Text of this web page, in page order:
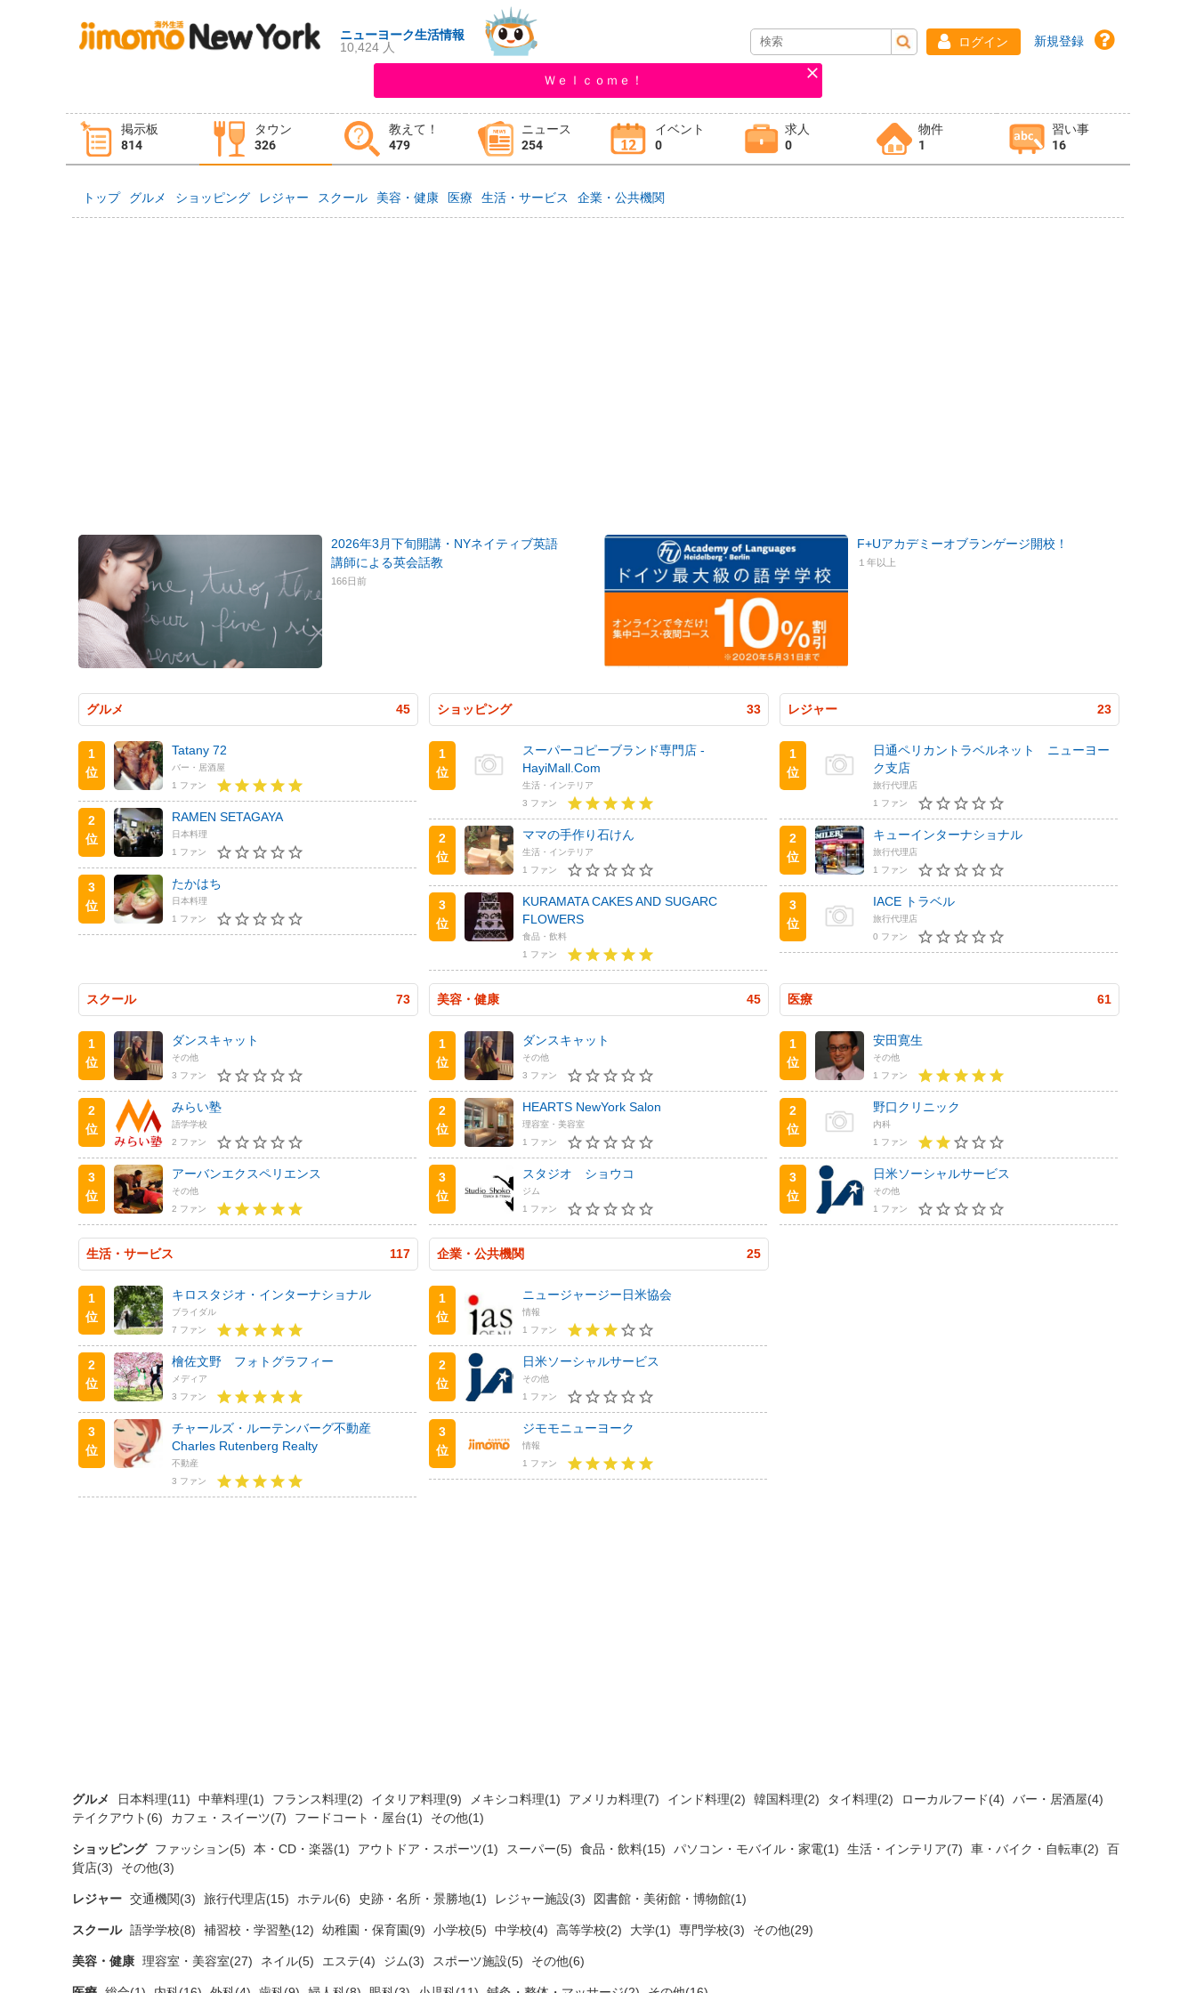
ニューヨーク生活情報
10,424 人
ログイン 新規登録
Ｗｅｌｃｏｍｅ！
掲示板
814
タウン
326
教えて！
479
ニュース
254
イベント
0
求人
0
物件
1
習い事
16
タウン情報 教えて！
イベント 求人
トップ グルメ ショッピング レジャー スクール 美容・健康 医療 生活・サービス 企業・公共機関
2026年3月下旬開講・NYネイティブ英語
講師による英会話教
166日前
F+Uアカデミーオブランゲージ開校！
１年以上
グルメ 45
1
位
Tatany 72
バー・居酒屋
1 ファン
2
位
RAMEN SETAGAYA
日本料理
1 ファン
3
位
たかはち
日本料理
1 ファン
ショッピング 33
1
位
スーパーコピーブランド専門店 -
HayiMall.Com
生活・インテリア
3 ファン
2
位
ママの手作り石けん
生活・インテリア
1 ファン
3
位
KURAMATA CAKES AND SUGARC
FLOWERS
食品・飲料
1 ファン
レジャー 23
1
位
日通ペリカントラベルネット ニューヨー
ク支店
旅行代理店
1 ファン
2
位
キューインターナショナル
旅行代理店
1 ファン
3
位
IACE トラベル
旅行代理店
0 ファン
スクール 73
1
位
ダンスキャット
その他
3 ファン
2
位
みらい塾
語学学校
2 ファン
3
位
アーバンエクスペリエンス
その他
2 ファン
美容・健康 45
1
位
ダンスキャット
その他
3 ファン
2
位
HEARTS NewYork Salon
理容室・美容室
1 ファン
3
位
スタジオ ショウコ
ジム
1 ファン
医療 61
1
位
安田寛生
その他
1 ファン
2
位
野口クリニック
内科
1 ファン
3
位
日米ソーシャルサービス
その他
1 ファン
生活・サービス 117
1
位
キロスタジオ・インターナショナル
ブライダル
7 ファン
2
位
檜佐文野 フォトグラフィー
メディア
3 ファン
3
位
チャールズ・ルーテンバーグ不動産
Charles Rutenberg Realty
不動産
3 ファン
企業・公共機関 25
1
位
ニュージャージー日米協会
情報
1 ファン
2
位
日米ソーシャルサービス
その他
1 ファン
3
位
ジモモニューヨーク
情報
1 ファン
グルメ 日本料理(11) 中華料理(1) フランス料理(2) イタリア料理(9) メキシコ料理(1) アメリカ料理(7) インド料理(2) 韓国料理(2) タイ料理(2) ローカルフード(4)
バー・居酒屋(4)
テイクアウト(6)
カフェ・スイーツ(7) フードコート・屋台(1) その他(1)
ショッピング ファッション(5) 本・CD・楽器(1) アウトドア・スポーツ(1) スーパー(5) 食品・飲料(15) パソコン・モバイル・家電(1) 生活・インテリア(7) 車・バイク・自転車(2)
百
貨店(3)
その他(3)
レジャー 交通機関(3) 旅行代理店(15) ホテル(6) 史跡・名所・景勝地(1) レジャー施設(3) 図書館・美術館・博物館(1)
スクール 語学学校(8) 補習校・学習塾(12) 幼稚園・保育園(9) 小学校(5) 中学校(4) 高等学校(2) 大学(1) 専門学校(3) その他(29)
美容・健康 理容室・美容室(27) ネイル(5) エステ(4) ジム(3) スポーツ施設(5) その他(6)